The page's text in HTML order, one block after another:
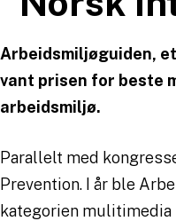
Arbeidsmiljøguiden,
vant prisen for beste
arbeidsmiljø.
Parallelt med
Prevention. I år ble
kategorien mulitimedia